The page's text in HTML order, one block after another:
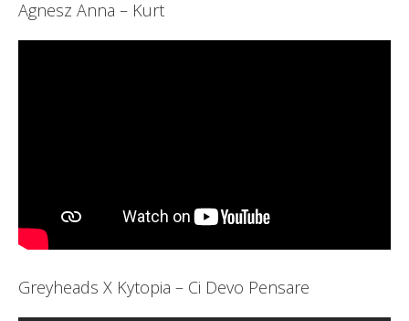
Agnesz Anna – Kurt
Greyheads X Kytopia – Ci Devo Pensare